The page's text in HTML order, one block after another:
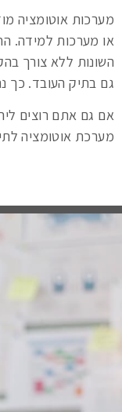
מערכות אוטומציה
או מערכות למידה.
השונות ללא צורך
גם בתיק העובד. כך
אם גם אתם רוצים
מערכת אוטומציה